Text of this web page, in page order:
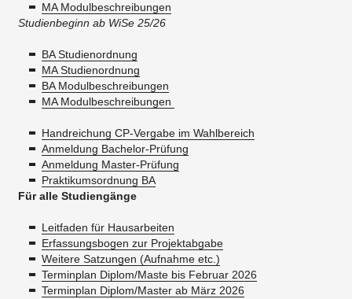
MA Modulbeschreibungen
Studienbeginn ab WiSe 25/26
BA Studienordnung
MA Studienordnung
BA Modulbeschreibungen
MA Modulbeschreibungen
Handreichung CP-Vergabe im Wahlbereich
Anmeldung Bachelor-Prüfung
Anmeldung Master-Prüfung
Praktikumsordnung BA
Für alle Studiengänge
Leitfaden für Hausarbeiten
Erfassungsbogen zur Projektabgabe
Weitere Satzungen (Aufnahme etc.)
Terminplan Diplom/Maste bis Februar 2026
Terminplan Diplom/Master ab März 2026